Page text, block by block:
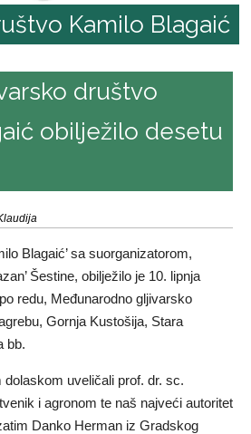
Kamilo Blagaić
društvo
obilježilo desetu
Blagaić’ sa suorganizatorom,
Šestine, obilježilo je 10. lipnja
redu, Međunarodno gljivarsko
Gornja Kustošija, Stara
bb.
uveličali prof. dr. sc.
i agronom te naš najveći autoritet
Danko Herman iz Gradskog